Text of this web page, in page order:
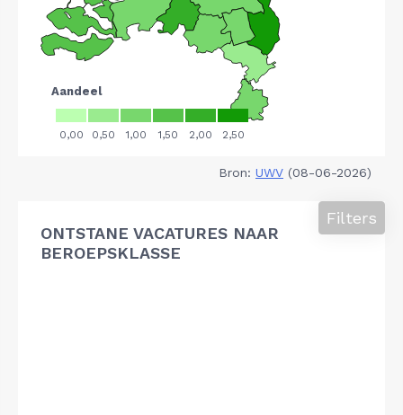
Bron: UWV (08-06-2026)
ONTSTANE VACATURES NAAR
BEROEPSKLASSE
Filters